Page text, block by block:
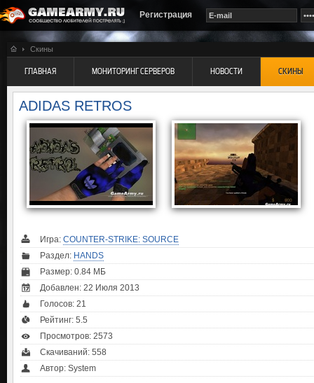
Регистрация
Скины
ГЛАВНАЯ МОНИТОРИНГ СЕРВЕРОВ НОВОСТИ СКИНЫ
ADIDAS RETROS
Игра: COUNTER-STRIKE: SOURCE
Раздел: HANDS
Размер: 0.84 МБ
Добавлен: 22 Июля 2013
Голосов: 21
Рейтинг: 5.5
Просмотров: 2573
Скачиваний: 558
Автор: System